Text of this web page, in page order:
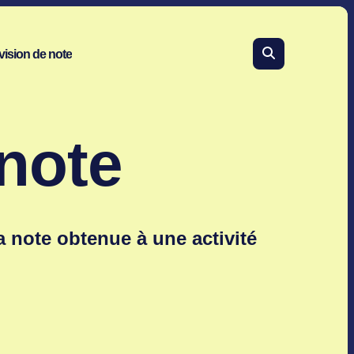
de note
note obtenue à une activité